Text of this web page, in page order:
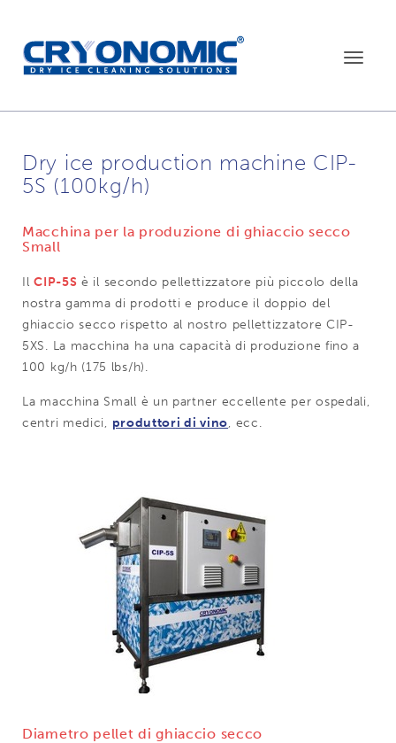
Toggle
Dry ice production machine CIP-
5S (100kg/h)
Macchina per la produzione di ghiaccio secco
Small
IlCIP-5S è il secondo pellettizzatore più piccolo della
nostra gamma di prodotti e produce il doppio del
ghiaccio secco rispetto al nostro pellettizzatore CIP-
5XS. La macchina ha una capacità di produzione fino a
100 kg/h (175 lbs/h).
La macchina Small è un partner eccellente per ospedali,
centri medici, produttori di vino, ecc.
Diametro pellet di ghiaccio secco